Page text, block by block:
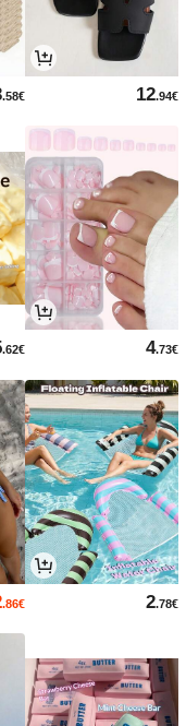
12.94€
.58€
4.73€
.62€
2.78€
.86€